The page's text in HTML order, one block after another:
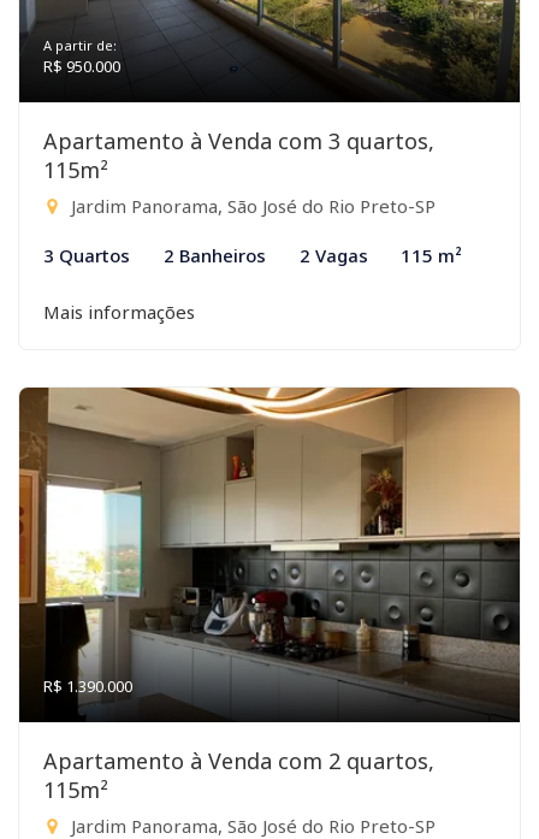
A partir de:
R$ 950.000
Apartamento à Venda com 3 quartos,
115m²
Jardim Panorama, São José do Rio Preto-SP
3 Quartos 2 Banheiros 2 Vagas 115 m²
Mais informações
R$ 1.390.000
Apartamento à Venda com 2 quartos,
115m²
Jardim Panorama, São José do Rio Preto-SP